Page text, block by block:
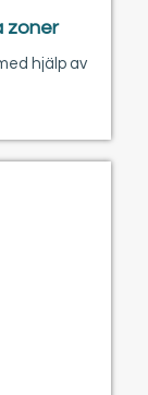
zoner
hjälp av